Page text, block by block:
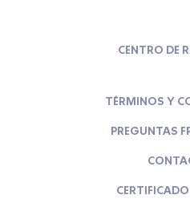
CENTRO DE
TÉRMINOS Y
PREGUNTAS